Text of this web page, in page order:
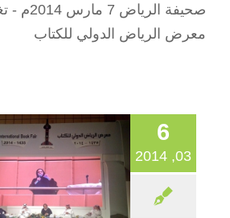
صحيفة
معرض الرياض الدولي للكتاب
6
03, 2014
رانية سلامة:
أمام المرأة
الصحافة